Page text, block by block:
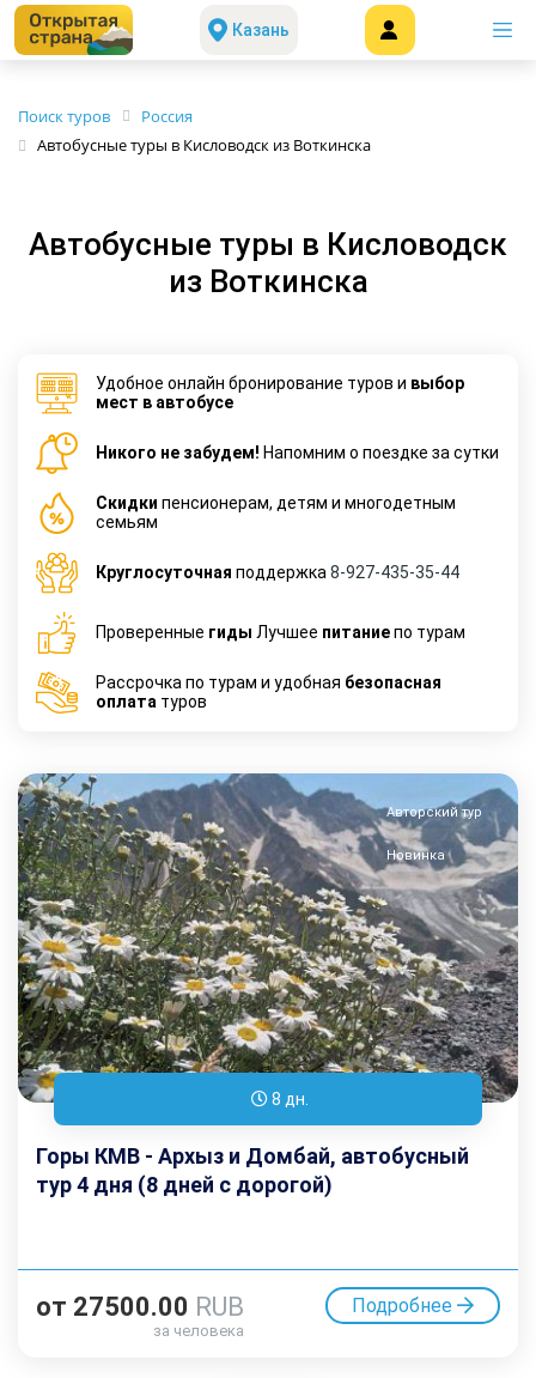
Казань
Поиск туров
Россия
Автобусные туры в Кисловодск из Воткинска
Автобусные туры в Кисловодск
из Воткинска
Удобное онлайн бронирование туров и выбор
мест в автобусе
Никого не забудем! Напомним о поездке за сутки
Cкидки пенсионерам, детям и многодетным
семьям
Круглосуточная поддержка 8-927-435-35-44
Проверенные гиды Лучшее питаниепо турам
Рассрочка по турам и удобная безопасная
оплата туров
Авторский тур
Новинка
8 дн.
Горы КМВ - Архыз и Домбай, автобусный
тур 4 дня (8 дней с дорогой)
от 27500.00 RUB
за человека
Подробнее